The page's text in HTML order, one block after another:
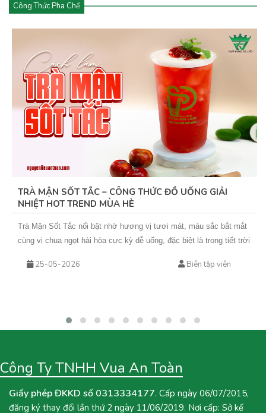
Công Thức Pha Chế
TRÀ MẬN SỐT TẮC – CÔNG THỨC ĐỒ UỐNG GIẢI
NHIỆT HOT TREND MÙA HÈ
Trà Mận Sốt Tắc nổi bật nhờ hương vị tươi mát, màu sắc bắt mắt
cùng vị chua ngọt hài hòa cực kỳ dễ uống, đặc biệt là trong tiết trời
đậm vị và sốt tắc chua thanh giúp món nước này không chỉ giải
Toàn khám phá ngay công thức Trà Mận Sốt Tắc dưới đây nhé!
25-05-2026 Biên tập viên
Công Ty TNHH Vua An Toàn
Giấy phép ĐKKD số 0313334177. Cấp ngày 06/07/2015,
đăng ký thay đổi lần thứ 2 ngày 11/06/2019. Nơi cấp: Sở kế